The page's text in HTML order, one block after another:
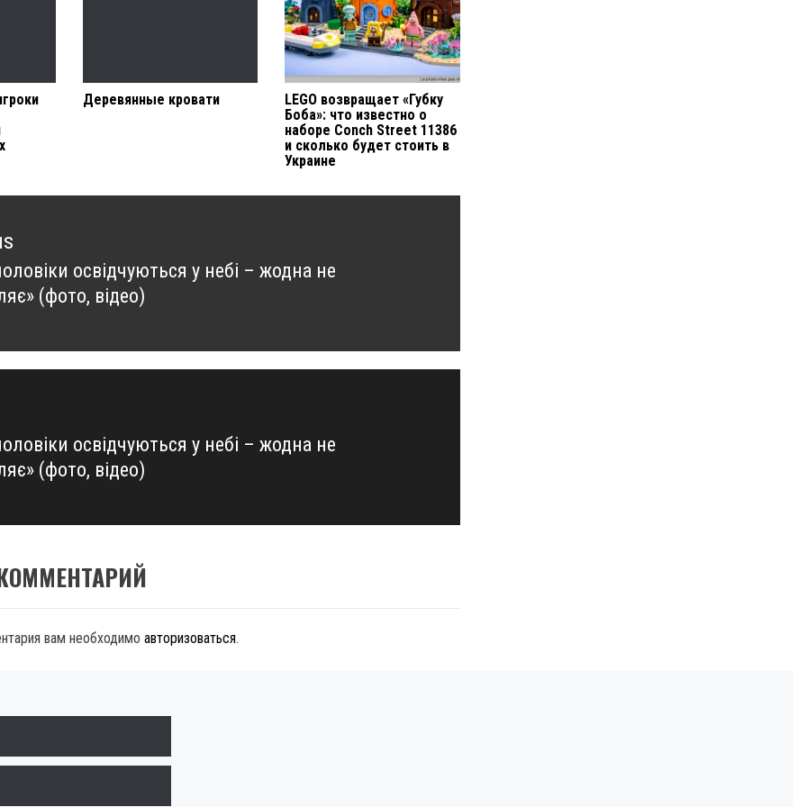
Деревянные кровати
LEGO возвращает «Губку
Боба»: что известно о
наборе Conch Street 11386
и сколько будет стоить в
Украине
освідчуються у небі – жодна не
(фото, відео)
освідчуються у небі – жодна не
(фото, відео)
вам необходимо авторизоваться.